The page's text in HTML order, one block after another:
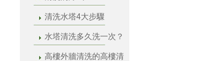
清洗水塔4大步驟
水塔清洗多久洗一次？
高樓外牆清洗的高樓清